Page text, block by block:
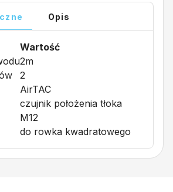
Opis
Wartość
2m
2
AirTAC
czujnik położenia tłoka
M12
do rowka kwadratowego